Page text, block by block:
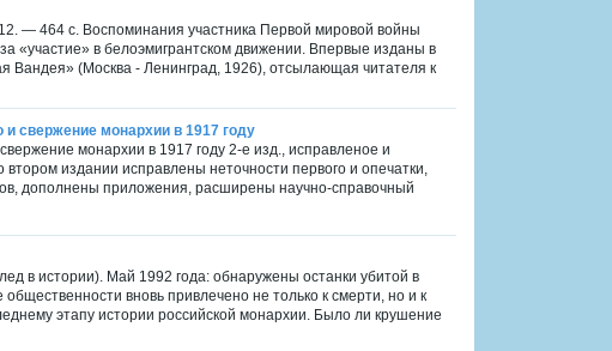
— 464 с. Воспоминания участника Первой мировой войны
«участие» в белоэмигрантском движении. Впервые изданы в
Вандея» (Москва - Ленинград, 1926), отсылающая читателя к
свержение монархии в 1917 году
монархии в 1917 году 2-е изд., исправленое и
издании исправлены неточности первого и опечатки,
дополнены приложения, расширены научно-справочный
в истории). Май 1992 года: обнаружены останки убитой в
вновь привлечено не только к смерти, но и к
этапу истории российской монархии. Было ли крушение